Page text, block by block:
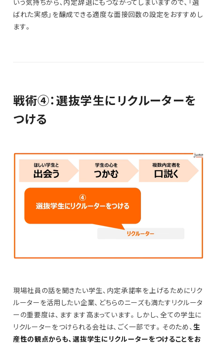
いう気持ちから、内定辞退にもつながってしまいますので、「選
ばれた実感」を醸成できる適度な面接回数の設定をおすすめし
ます。
戦術④：選抜学生にリクルーターを
つける
現場社員の話を聞きたい学生、内定承諾率を上げるためにリク
ルーターを活用したい企業、どちらのニーズも満たすリクルータ
ーの重要度は、ますます高まっています。しかし、全ての学生に
リクルーターをつけられる会社は、ごく一部です。そのため、生
産性の観点からも、選抜学生にリクルーターをつけることをお